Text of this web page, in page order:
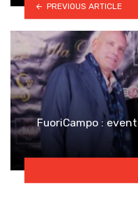
PREVIOUS ARTICLE
FuoriCampo :